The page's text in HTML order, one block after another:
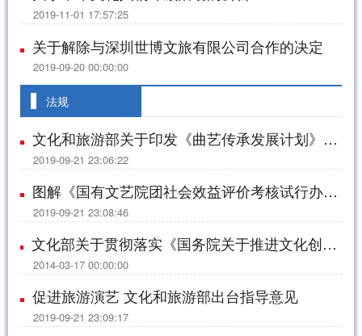
2019-11-01 17:57:25
关于解除与深圳世博文旅有限公司合作的决定
2019-09-20 00:00:00
法规
文化和旅游部关于印发《曲艺传承发展计划》的通知
2019-09-21 23:06:22
图解《国有文艺院团社会效益评价考核试行办法》
2019-09-21 23:08:46
文化部关于贯彻落实《国务院关于推进文化创意和设计服务与相关产业融合发展的若干意见》的实施意见
2014-03-17 00:00:00
促进旅游演艺 文化和旅游部出台指导意见
2019-09-21 23:09:17